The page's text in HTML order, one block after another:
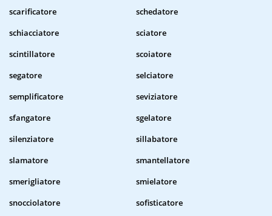
scarificatore
schedatore
schiacciatore
sciatore
scintillatore
scoiatore
segatore
selciatore
semplificatore
seviziatore
sfangatore
sgelatore
silenziatore
sillabatore
slamatore
smantellatore
smerigliatore
smielatore
snocciolatore
sofisticatore